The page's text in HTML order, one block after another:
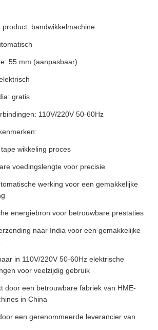
product: bandwikkelmachine
55 mm (aanpasbaar)
gratis
110V/220V 50-60Hz
wikkeling proces
voedingslengte voor precisie
werking voor een gemakkelijke
energiebron voor betrouwbare prestaties
naar India voor een gemakkelijke
in 110V/220V 50-60Hz elektrische
voor veelzijdig gebruik
door een betrouwbare fabriek van HME-
in China
een gerenommeerde leverancier van